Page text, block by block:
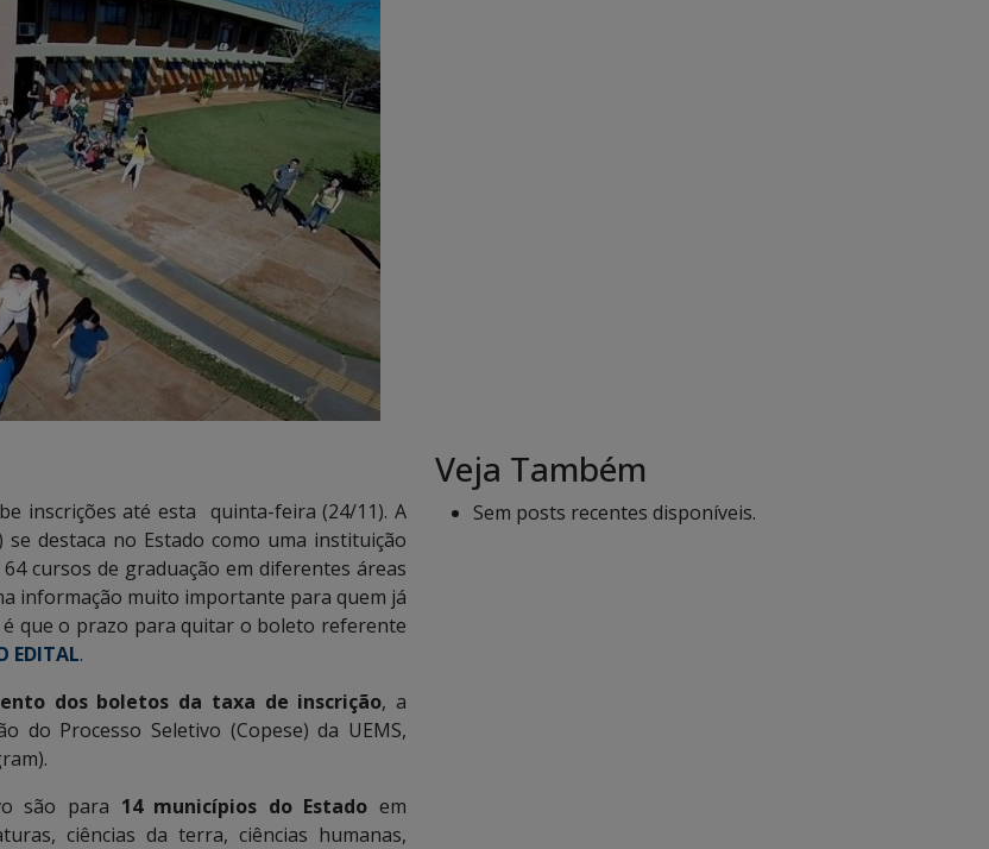
inscrições até esta quinta-feira (24/11). A
destaca no Estado como uma instituição
cursos de graduação em diferentes áreas
informação muito importante para quem já
que o prazo para quitar o boleto referente
EDITAL.
dos boletos da taxa de inscrição, a
do Processo Seletivo (Copese) da UEMS,
são para 14 municípios do Estado em
ciências da terra, ciências humanas,
Veja Também
Sem posts recentes disponíveis.